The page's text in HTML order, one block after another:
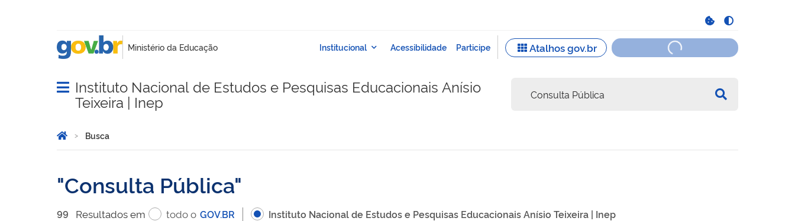
Abrir menu principal de navegação
Instituto Nacional de Estudos e Pesquisas Educacionais Anísio
Teixeira | Inep
Você está aqui:
Página Inicial
Busca
Consulta Pública
99 Resultadosem todo o GOV.BR Instituto Nacional de Estudos e Pesquisas Educacionais Anísio Teixeira | Inep